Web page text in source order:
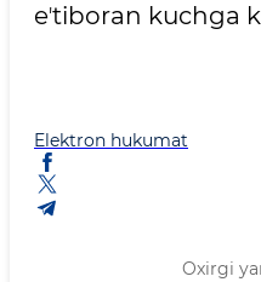
eʼtiboran kuchga
Elektron hukumat
Oxirgi